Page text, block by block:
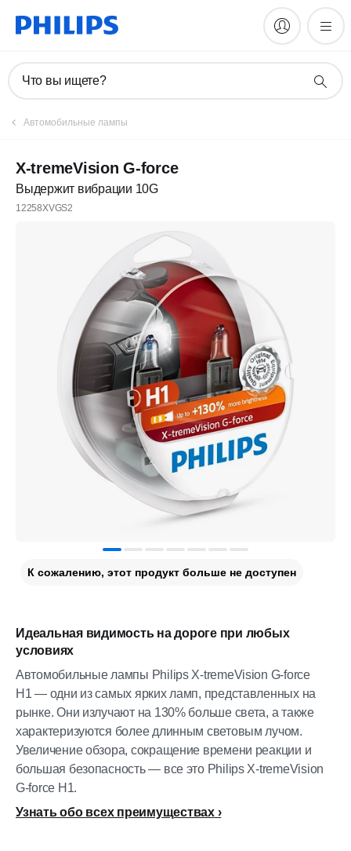
Что вы ищете?
Автомобильные лампы
X-tremeVision G-force
Выдержит вибрации 10G
12258XVGS2
Идеальная видимость на дороге при любых
условиях
Автомобильные лампы Philips X-tremeVision G-force
H1 — одни из самых ярких ламп, представленных на
рынке. Они излучают на 130% больше света, а также
характеризуются более длинным световым лучом.
Увеличение обзора, сокращение времени реакции и
большая безопасность — все это Philips X-tremeVision
G-force Н1.
Узнать обо всех преимуществах
К сожалению, этот продукт больше не доступен